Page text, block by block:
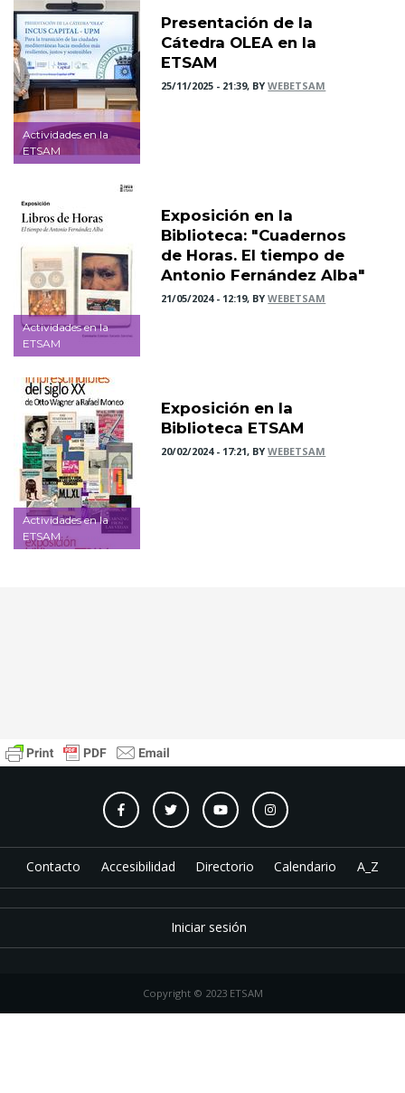
Actividades en la
ETSAM
Presentación de la
Cátedra OLEA en la
ETSAM
25/11/2025 - 21:39, BYWEBETSAM
Actividades en la
ETSAM
Exposición en la
Biblioteca: "Cuadernos
de Horas. El tiempo de
Antonio Fernández Alba"
21/05/2024 - 12:19, BYWEBETSAM
Actividades en la
ETSAM
Exposición en la
Biblioteca ETSAM
20/02/2024 - 17:21, BYWEBETSAM
Contacto Accesibilidad Directorio Calendario A_Z
Iniciar sesión
Copyright © 2023 ETSAM